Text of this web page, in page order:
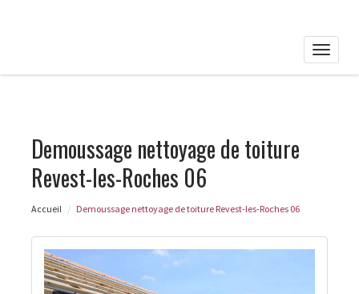
Toggle
Demoussage nettoyage de toiture
Revest-les-Roches 06
Accueil Demoussage nettoyage de toiture Revest-les-Roches 06